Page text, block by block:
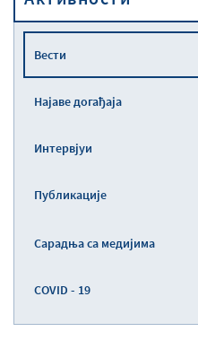
Услуге
Вести
Најаве догађаја
Интервјуи
Публикације
Сарадња са медијима
COVID - 19